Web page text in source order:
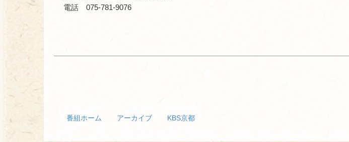
電話 075-781-9076
番組ホーム アーカイブ KBS京都